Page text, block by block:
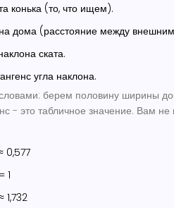
конька (то, что ищем).
дома (расстояние между
ската.
угла наклона.
берем половину ширины
- это табличное значение. Вам
0,577
1